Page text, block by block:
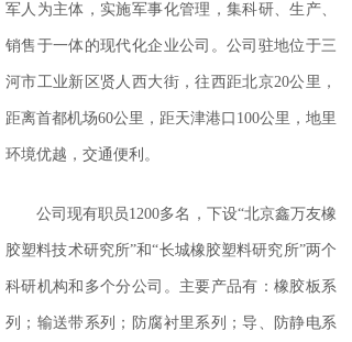
军人为主体，实施军事化管理，集科研、生产、
销售于一体的现代化企业公司。公司驻地位于三
河市工业新区贤人西大街，往西距北京20公里，
距离首都机场60公里，距天津港口 100公里，地里
环境优越，交通便利。
公司现有职员1200多名，下设“北京鑫万友橡
胶塑料技术研究所”和“长城橡胶塑料研究所”两个
科研机构和多个分公司。主要产品有：橡胶板系
列；输送带系列；防腐衬里系列；导、防静电系